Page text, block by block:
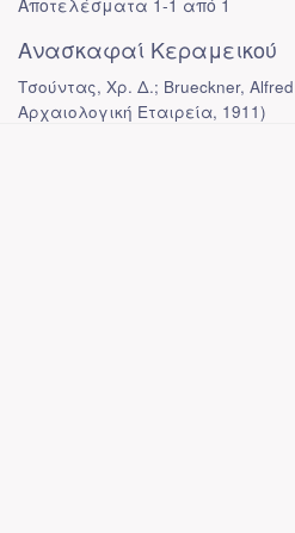
Αποτελέσματα 1-1 από 1
Ανασκαφαί Κεραμεικού
Τσούντας, Χρ. Δ.; Brueckner, Alfred
Αρχαιολογική Εταιρεία, 1911)